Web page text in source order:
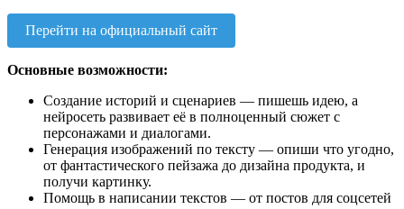
Перейти на официальный сайт
Основные возможности:
Создание историй и сценариев — пишешь идею, а
нейросеть развивает её в полноценный сюжет с
персонажами и диалогами.
Генерация изображений по тексту — опиши что угодно,
от фантастического пейзажа до дизайна продукта, и
получи картинку.
Помощь в написании текстов — от постов для соцсетей